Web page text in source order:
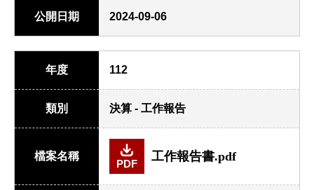
公開日期 2024-09-06
年度 112
類別 決算 - 工作報告
檔案名稱
PDF
工作報告書.pdf